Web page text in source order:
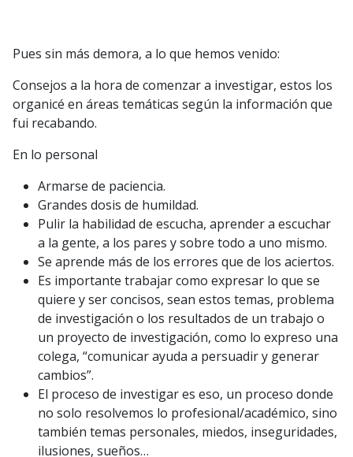
Pues sin más demora, a lo que hemos venido:
Consejos a la hora de comenzar a investigar, estos los
organicé en áreas temáticas según la información que
fui recabando.
En lo personal
Armarse de paciencia.
Grandes dosis de humildad.
Pulir la habilidad de escucha, aprender a escuchar
a la gente, a los pares y sobre todo a uno mismo.
Se aprende más de los errores que de los aciertos.
Es importante trabajar como expresar lo que se
quiere y ser concisos, sean estos temas, problema
de investigación o los resultados de un trabajo o
un proyecto de investigación, como lo expreso una
colega, “comunicar ayuda a persuadir y generar
cambios”.
El proceso de investigar es eso, un proceso donde
no solo resolvemos lo profesional/académico, sino
también temas personales, miedos, inseguridades,
ilusiones, sueños…